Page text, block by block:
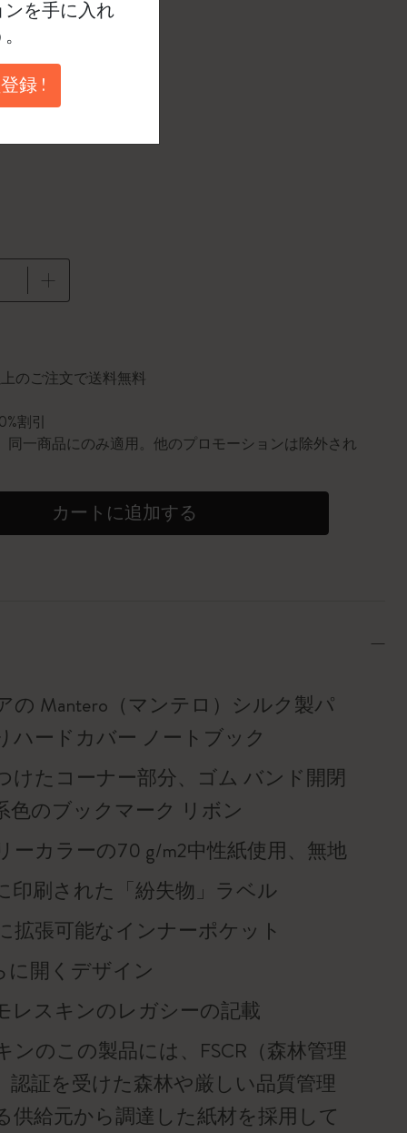
カラー
cm
のご注文で送料無料
割引
同一商品にのみ適用。他のプロモーションは除外され
カートに追加する
の Mantero（マンテロ）シルク製パ
ハードカバー ノートブック
けたコーナー部分、ゴム バンド開閉
色のブックマーク リボン
ーカラーの70 g/m2中性紙使用、無地
印刷された「紛失物」ラベル
拡張可能なインナーポケット
に開くデザイン
レスキンのレガシーの記載
ンのこの製品には、FSCR（森林管理
認証を受けた森林や厳しい品質管理
供給元から調達した紙材を採用して
を手に入れ
録 !